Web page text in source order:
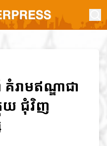
ាមឥណ្ឌាជា
គយ ជុំវិញ